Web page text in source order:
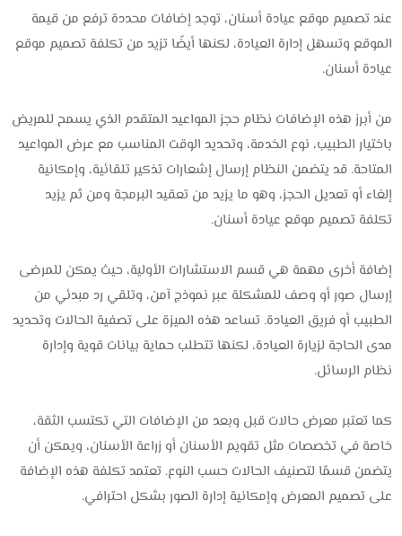
عند تصميم موقع عيادة أسنان، توجد إضافات محددة ترفع من قيمة
الموقع وتسهل إدارة العيادة، لكنها أيضًا تزيد من تكلفة تصميم موقع
عيادة أسنان.
من أبرز هذه الإضافات نظام حجز المواعيد المتقدم الذي يسمح للمريض
باختيار الطبيب، نوع الخدمة، وتحديد الوقت المناسب مع عرض المواعيد
المتاحة. قد يتضمن النظام إرسال إشعارات تذكير تلقائية، وإمكانية
إلغاء أو تعديل الحجز، وهو ما يزيد من تعقيد البرمجة ومن ثم يزيد
تكلفة تصميم موقع عيادة أسنان.
إضافة أخرى مهمة هي قسم الاستشارات الأولية، حيث يمكن للمرضى
إرسال صور أو وصف للمشكلة عبر نموذج آمن، وتلقي رد مبدئي من
الطبيب أو فريق العيادة. تساعد هذه الميزة على تصفية الحالات وتحديد
مدى الحاجة لزيارة العيادة، لكنها تتطلب حماية بيانات قوية وإدارة
نظام الرسائل.
كما تعتبر معرض حالات قبل وبعد من الإضافات التي تكتسب الثقة،
خاصة في تخصصات مثل تقويم الأسنان أو زراعة الأسنان، ويمكن أن
يتضمن قسمًا لتصنيف الحالات حسب النوع. تعتمد تكلفة هذه الإضافة
على تصميم المعرض وإمكانية إدارة الصور بشكل احترافي.